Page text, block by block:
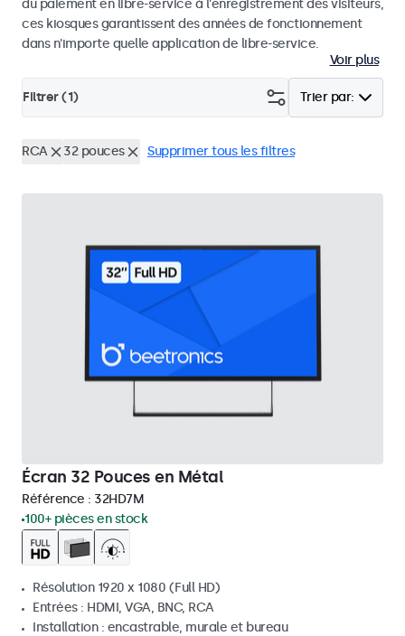
du paiement en libre-service à l'enregistrement des visiteurs,
ces kiosques garantissent des années de fonctionnement
dans n'importe quelle application de libre-service.
Voir plus
Trier par:
Filtrer (1)
RCA 32 pouces Supprimer tous les filtres
Écran 32 Pouces en Métal
Référence : 32HD7M
100+ pièces en stock
Résolution 1920 x 1080 (Full HD)
Entrées : HDMI, VGA, BNC, RCA
Installation : encastrable, murale et bureau